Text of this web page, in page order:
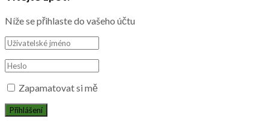
Níže se přihlaste do vašeho účtu
Zapamatovat si mě